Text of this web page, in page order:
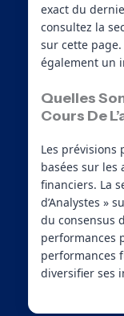
exact du
consultez la
sur cette
également un
Quelles
Cours De
Les prévisions
basées sur les
financiers. La
d’Analystes »
du consensus
performances
performances
diversifier ses